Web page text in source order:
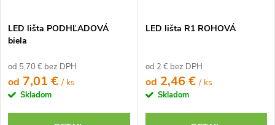
LED lišta PODHĽADOVÁ
biela
od 5,70 € bez DPH
od 7,01 €/ ks
Skladom
LED lišta R1 ROHOVÁ
od 2 € bez DPH
od 2,46 €/ ks
Skladom